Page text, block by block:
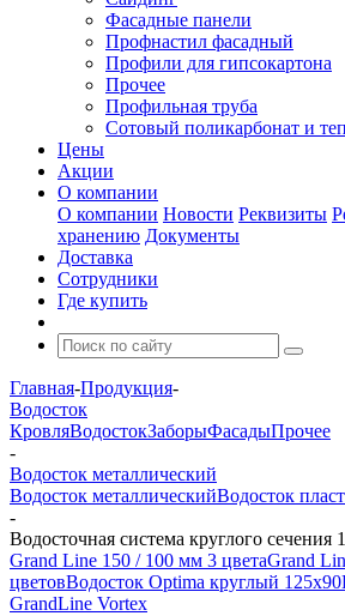
Фасадные панели
Профнастил фасадный
Профили для гипсокартона
Прочее
Профильная труба
Сотовый поликарбонат и
Цены
Акции
О компании
О компании Новости Реквизиты
хранению Документы
Доставка
Сотрудники
Где купить
Главная-Продукция-
Водосток
КровляВодостокЗаборыФасадыПрочее
-
Водосток металлический
Водосток металлическийВодосток
-
Водосточная система круглого сечения
Grand Line 150 / 100 мм 3 цветаGrand
цветовВодосток Optima круглый 125x90
GrandLine Vortex